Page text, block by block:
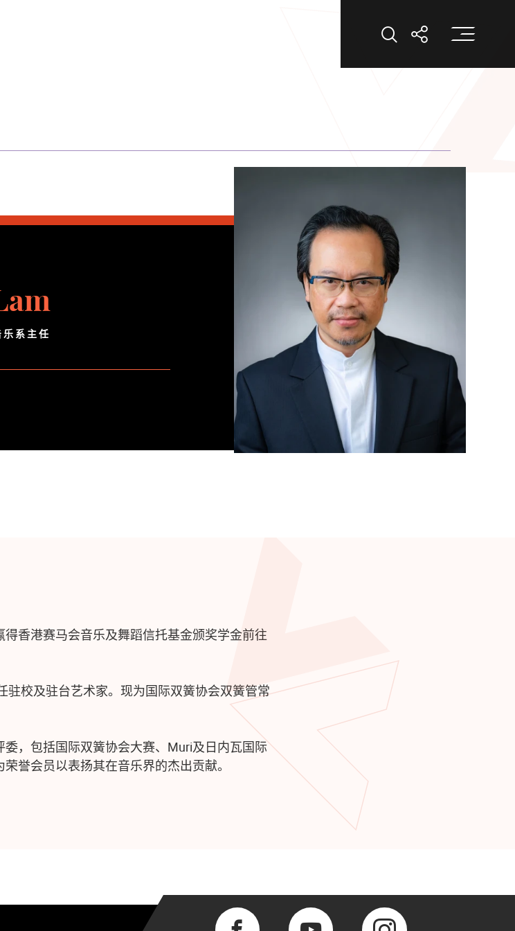
打开搜索打开分享打
乐 系 主 任
香港赛马会音乐及舞蹈信托基金颁奖学金前往
校及驻台艺术家。现为国际双簧协会双簧管常
，包括国际双簧协会大赛、Muri及日内瓦国际
誉会员以表扬其在音乐界的杰出贡献。